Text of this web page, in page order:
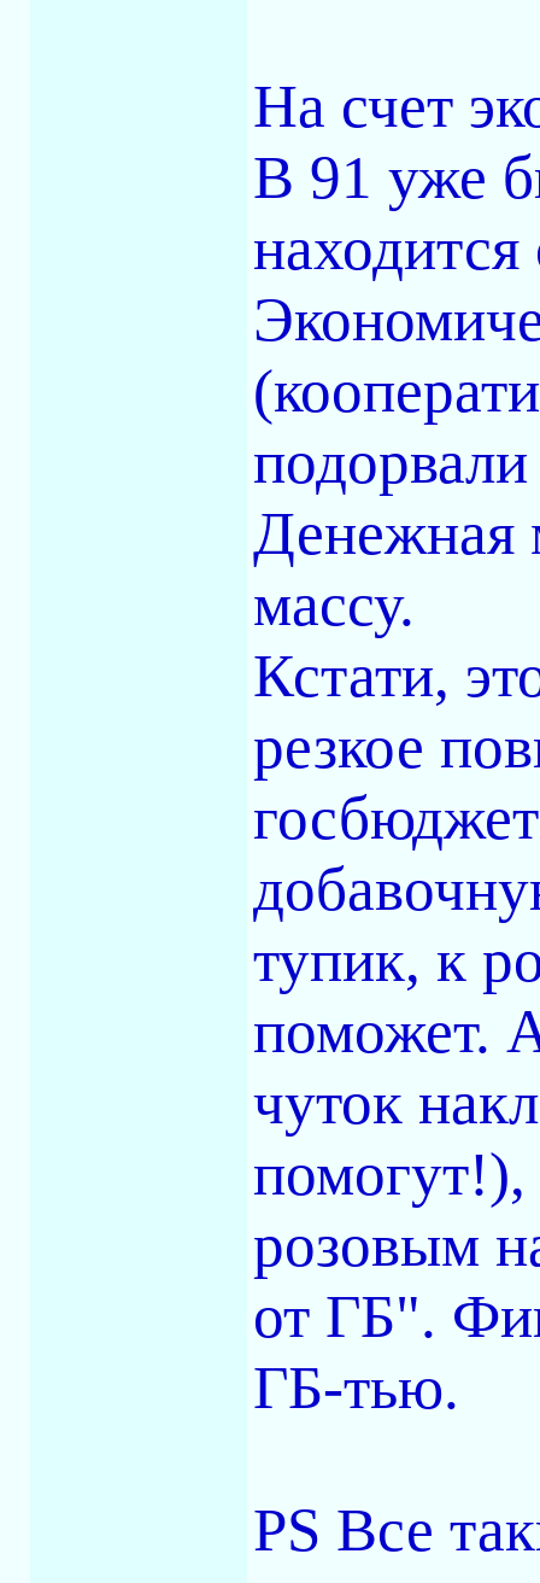
На счет
В 91 уже
Денежная
массу.
Кстати,
резкое
тупик, к
поможет.
чуток
розовым
от ГБ".
ГБ-тью.
PS Все